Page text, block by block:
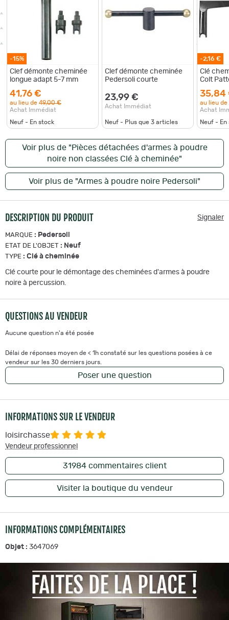
-15%
Clef démonte cheminée
longue adapt 5-7 mm
41,76 €
au lieu de 49,00 €
Achat Immédiat
Neuf - En stock
Clef démonte cheminée
Pedersoli courte
23,99 €
Achat Immédiat
Neuf - Plus que 3 articles
-2,16 €
Clé
Colt
35,84
au lieu de
Achat
Neuf - En
Voir plus de "Pièces détachées d'armes à poudre
noire non classées Clé à cheminée"
Voir plus de "Armes à poudre noire Pedersoli"
DESCRIPTION DU PRODUIT Signaler
MARQUE : Pedersoli
ETAT DE L'OBJET : Neuf
TYPE : Clé à cheminée
Clé courte pour le démontage des cheminées d'armes à poudre
noire à percussion.
QUESTIONS AU VENDEUR
Aucune question n'a été posée
Délai de réponses moyen de < 1h constaté sur les questions posées à ce
vendeur sur les 30 derniers jours.
Poser une question
INFORMATIONS SUR LE VENDEUR
loisirchasse
Vendeur professionnel
31984commentaires client
Visiter la boutique du vendeur
INFORMATIONS COMPLÉMENTAIRES
Objet : 3647069